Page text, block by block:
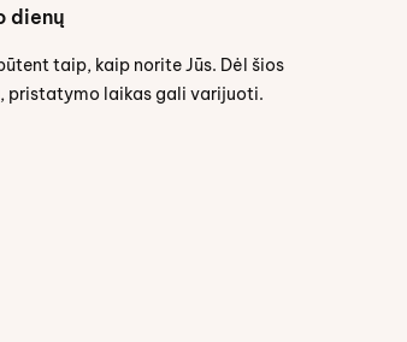
dienų
taip, kaip norite Jūs. Dėl šios
pristatymo laikas gali varijuoti.